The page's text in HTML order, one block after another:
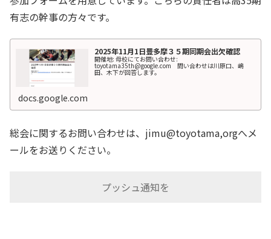
有志の幹事の方々です。
2025年11月1日豊多摩３５期同期会出欠確認
開催地: 母校にてお問い合わせ:
toyotama35th@google.com 問い合わせは川原口、嶋
田、木下が回答します。
docs.google.com
総会に関するお問い合わせは、jimu@toyotama,orgへメ
ールをお送りください。
プッシュ通知を